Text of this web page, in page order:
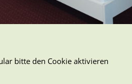
bitte den Cookie aktivieren